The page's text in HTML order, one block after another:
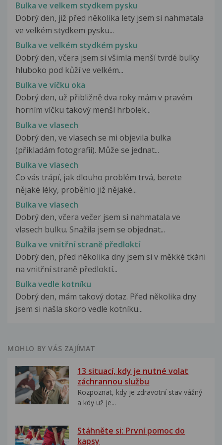
Bulka ve velkem stydkem pysku
Dobrý den, již před několika lety jsem si nahmatala
ve velkém stydkem pysku...
Bulka ve velkém stydkém pysku
Dobrý den, včera jsem si všimla menší tvrdé bulky
hluboko pod kůží ve velkém...
Bulka ve víčku oka
Dobrý den, už přibližně dva roky mám v pravém
horním víčku takový menší hrbolek...
Bulka ve vlasech
Dobrý den, ve vlasech se mi objevila bulka
(přikladám fotografii). Může se jednat...
Bulka ve vlasech
Co vás trápí, jak dlouho problém trvá, berete
nějaké léky, proběhlo již nějaké...
Bulka ve vlasech
Dobrý den, včera večer jsem si nahmatala ve
vlasech bulku. Snažila jsem se objednat...
Bulka ve vnitřní straně předloktí
Dobrý den, před několika dny jsem si v měkké tkáni
na vnitřní straně předloktí...
Bulka vedle kotníku
Dobrý den, mám takový dotaz. Před několika dny
jsem si našla skoro vedle kotníku...
MOHLO BY VÁS ZAJÍMAT
13 situací, kdy je nutné volat
záchrannou službu
Rozpoznat, kdy je zdravotní stav vážný
a kdy už je...
Stáhněte si: První pomoc do
kapsy